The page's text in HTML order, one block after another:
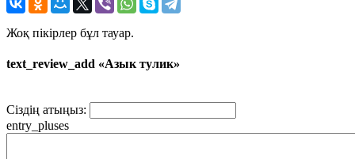
Жоқ пікірлер бұл тауар.
text_review_add «Азык тулик»
Сіздің атыңыз:
entry_pluses